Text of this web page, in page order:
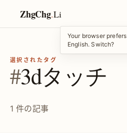
ZhgChg.Li
Your browser prefers
English. Switch?
選択されたタグ
#3dタッチ
1 件の記事